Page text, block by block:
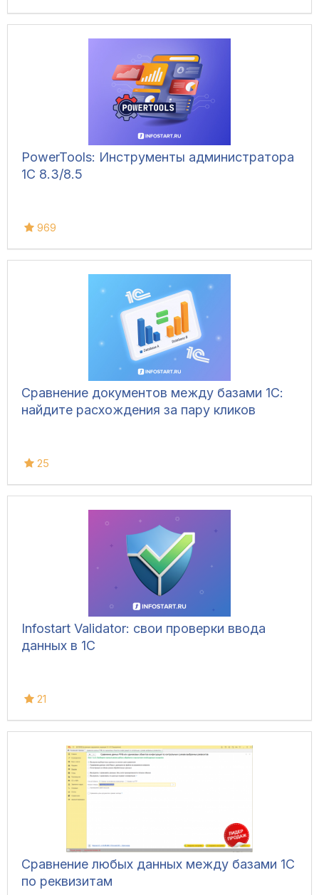
PowerTools: Инструменты администратора
1С 8.3/8.5
969
Сравнение документов между базами 1С:
найдите расхождения за пару кликов
25
Infostart Validator: свои проверки ввода
данных в 1С
21
Сравнение любых данных между базами 1С
по реквизитам